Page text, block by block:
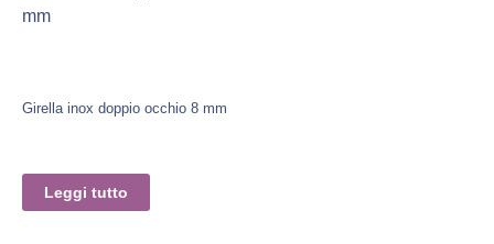
mm
Girella inox doppio occhio 8 mm
Leggi tutto